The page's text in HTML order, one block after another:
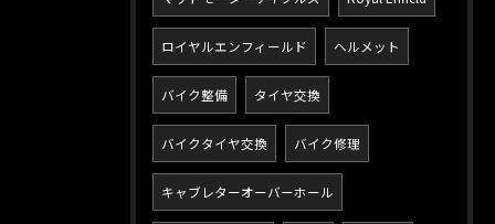
ロイヤルエンフィールド ヘルメット
バイク整備 タイヤ交換
バイクタイヤ交換 バイク修理
キャブレターオーバーホール